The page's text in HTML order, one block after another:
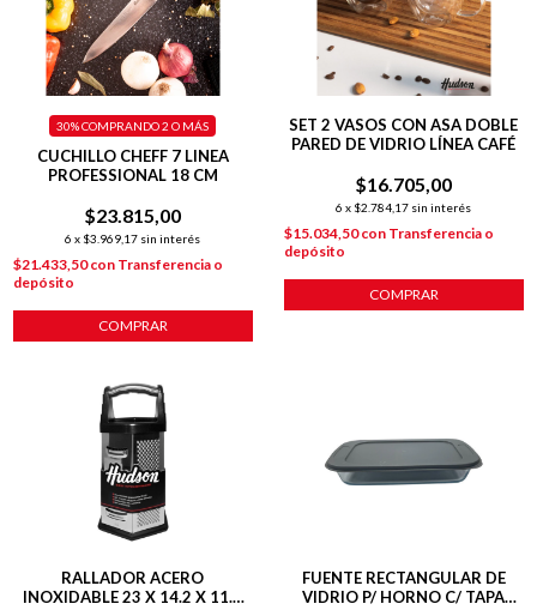
CUCHILLO CHEFF 7 LINEA
PROFESSIONAL 18 CM
$23.815,00
6 x $3.969,17 sin interés
30%COMPRANDO 2 O MÁS
$21.433,50con Transferencia o
depósito
COMPRAR
SET 2 VASOS CON ASA DOBLE
PARED DE VIDRIO LÍNEA CAFÉ
$16.705,00
6 x $2.784,17 sin interés
$15.034,50con Transferencia o
depósito
COMPRAR
RALLADOR ACERO
INOXIDABLE 23 X 14.2 X 11.8
FUENTE RECTANGULAR DE
VIDRIO P/ HORNO C/ TAPA